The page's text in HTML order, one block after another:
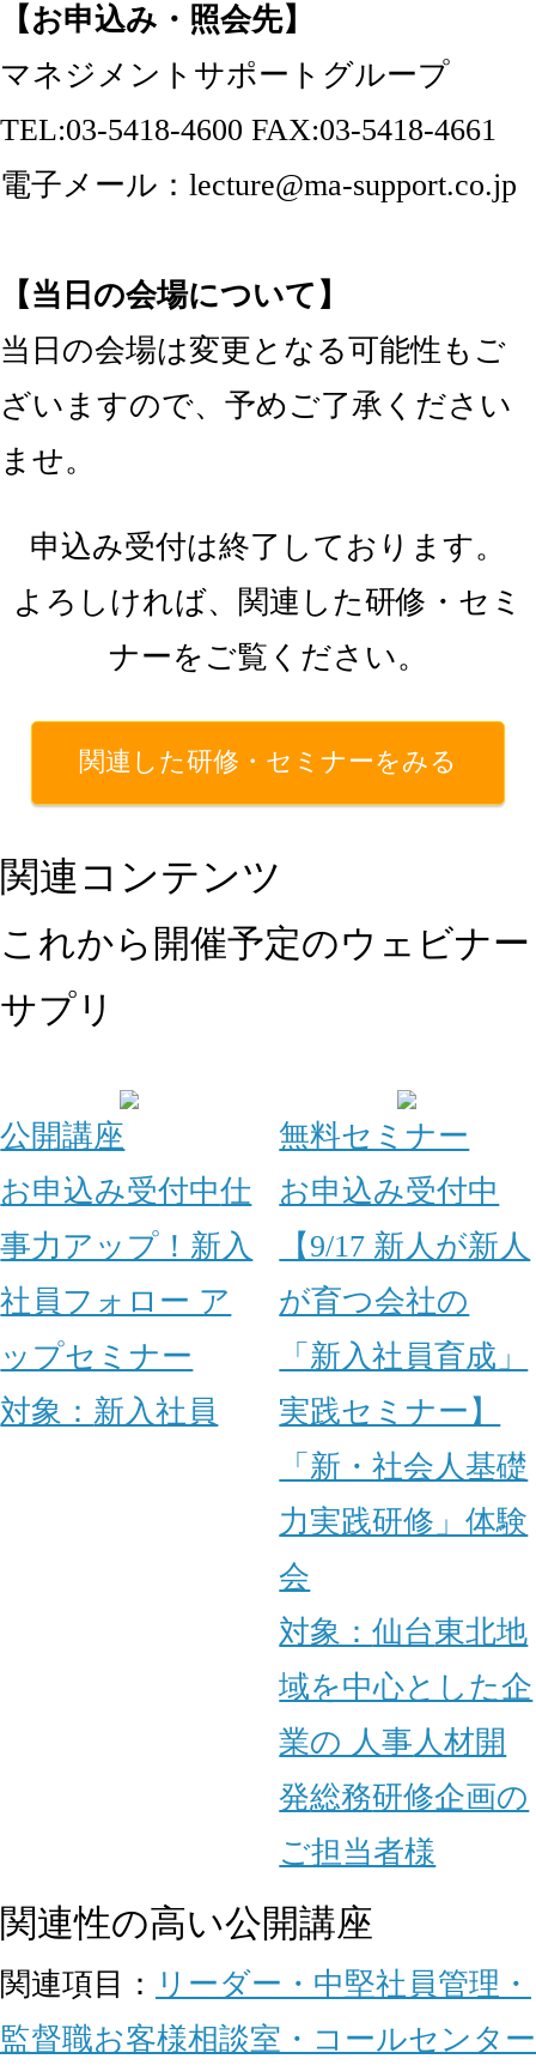
【お申込み・照会先】
マネジメントサポートグループ
TEL:03-5418-4600 FAX:03-5418-4661
電子メール：lecture@ma-support.co.jp
【当日の会場について】
当日の会場は変更となる可能性もご
ざいますので、予めご了承ください
ませ。
申込み受付は終了しております。
よろしければ、関連した研修・セミ
ナーをご覧ください。
関連した研修・セミナーをみる
関連コンテンツ
これから開催予定のウェビナー
サプリ
公開講座
お申込み受付中仕
事力アップ！新入
社員フォロー ア
ップセミナー
対象： 新入社員
無料セミナー
お申込み受付中
【9/17 新人が新人
が育つ会社の
「新入社員育成」
実践セミナー】
「新・社会人基礎
力実践研修」体験
会
対象：仙台東北地
域を中心とした企
業の 人事人材開
発総務研修企画の
ご担当者様
関連性の高い公開講座
関連項目： リーダー・中堅社員管理・
監督職お客様相談室・コールセンター